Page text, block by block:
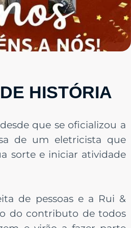
HISTÓRIA
que se oficializou a
de um eletricista que
sorte e iniciar atividade
de pessoas e a Rui &
do contributo de todos